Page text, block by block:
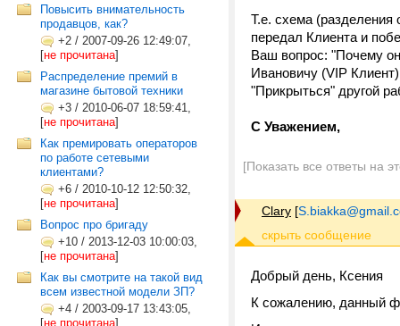
Повысить внимательность
продавцов, как?
+2 / 2007-09-26 12:49:07,
[не прочитана]
Распределение премий в
магазине бытовой техники
+3 / 2010-06-07 18:59:41,
[не прочитана]
Как премировать операторов
по работе сетевыми
клиентами?
+6 / 2010-10-12 12:50:32,
[не прочитана]
Вопрос про бригаду
+10 / 2013-12-03 10:00:03,
[не прочитана]
Как вы смотрите на такой вид
всем известной модели ЗП?
+4 / 2003-09-17 13:43:05,
[не прочитана]
Т.е. схема (разделения
передал Клиента и
Ваш вопрос: "Почему
Ивановичу (VIP
"Прикрыться" другой
С Уважением,
[Показать все ответы на
Clary [
Добрый день, Ксения
К сожалению, данный